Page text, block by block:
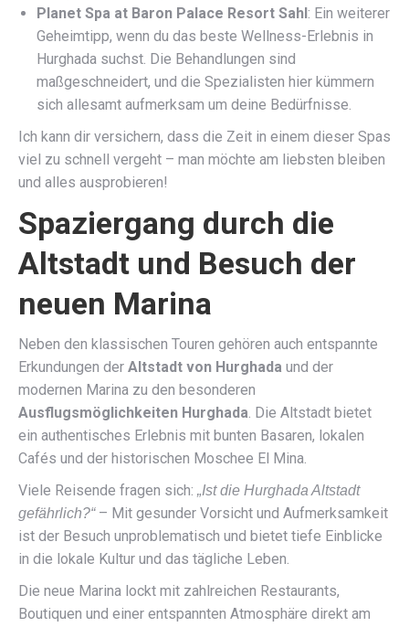
Planet Spa at Baron Palace Resort Sahl: Ein weiterer
Geheimtipp, wenn du das beste Wellness-Erlebnis in
Hurghada suchst. Die Behandlungen sind
maßgeschneidert, und die Spezialisten hier kümmern
sich allesamt aufmerksam um deine Bedürfnisse.
Ich kann dir versichern, dass die Zeit in einem dieser Spas
viel zu schnell vergeht – man möchte am liebsten bleiben
und alles ausprobieren!
Spaziergang durch die
Altstadt und Besuch der
neuen Marina
Neben den klassischen Touren gehören auch entspannte
Erkundungen der Altstadt von Hurghada und der
modernen Marina zu den besonderen
Ausflugsmöglichkeiten Hurghada. Die Altstadt bietet
ein authentisches Erlebnis mit bunten Basaren, lokalen
Cafés und der historischen Moschee El Mina.
Viele Reisende fragen sich: „Ist die Hurghada Altstadt
gefährlich?“– Mit gesunder Vorsicht und Aufmerksamkeit
ist der Besuch unproblematisch und bietet tiefe Einblicke
in die lokale Kultur und das tägliche Leben.
Die neue Marina lockt mit zahlreichen Restaurants,
Boutiquen und einer entspannten Atmosphäre direkt am